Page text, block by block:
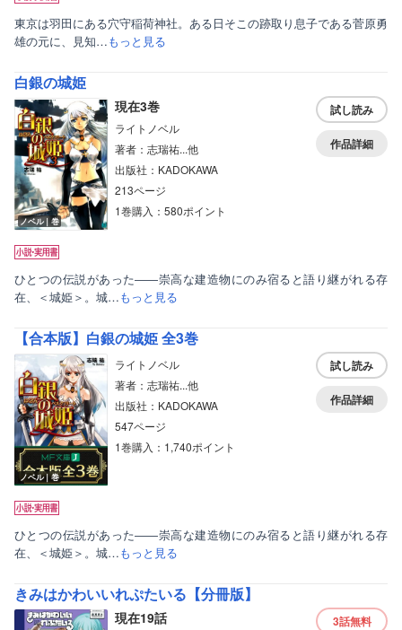
東京は羽田にある穴守稲荷神社。ある日そこの跡取り息子である菅原勇
雄の元に、見知…もっと見る
白銀の城姫
ノベル｜巻
現在3巻
ライトノベル
著者：志瑞祐...他
出版社：KADOKAWA
213ページ
1巻購入：580ポイント
試し読み
作品詳細
ひとつの伝説があった――崇高な建造物にのみ宿ると語り継がれる存
在、＜城姫＞。城…もっと見る
【合本版】白銀の城姫 全3巻
ノベル｜巻
ライトノベル
著者：志瑞祐...他
出版社：KADOKAWA
547ページ
1巻購入：1,740ポイント
試し読み
作品詳細
ひとつの伝説があった――崇高な建造物にのみ宿ると語り継がれる存
在、＜城姫＞。城…もっと見る
きみはかわいいれぷたいる【分冊版】
現在19話 3話無料